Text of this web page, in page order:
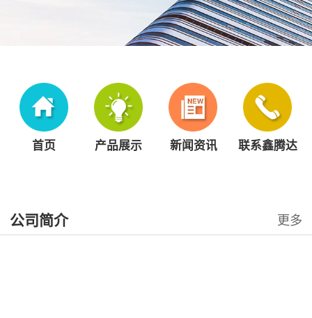
首页 产品展示 新闻资讯 联系鑫腾达
公司简介 更多